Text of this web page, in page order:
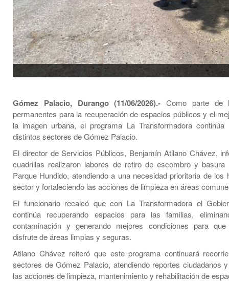
Gómez Palacio, Durango (11/06/2026).- Como parte de
permanentes para la recuperación de espacios públicos y el
la imagen urbana, el programa La Transformadora continúa
distintos sectores de Gómez Palacio.
El director de Servicios Públicos, Benjamín Atilano Chávez,
cuadrillas realizaron labores de retiro de escombro y basura
Parque Hundido, atendiendo a una necesidad prioritaria de los
sector y fortaleciendo las acciones de limpieza en áreas
El funcionario recalcó que con La Transformadora el
continúa recuperando espacios para las familias,
contaminación y generando mejores condiciones para
disfrute de áreas limpias y seguras.
Atilano Chávez reiteró que este programa continuará
sectores de Gómez Palacio, atendiendo reportes ciudadanos
las acciones de limpieza, mantenimiento y rehabilitación de